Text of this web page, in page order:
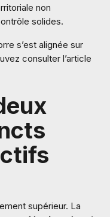
non
solides.
s’est alignée sur
consulter l’article
supérieur. La